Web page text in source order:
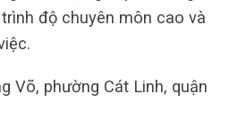
độ chuyên môn cao và
Võ, phường Cát Linh, quận